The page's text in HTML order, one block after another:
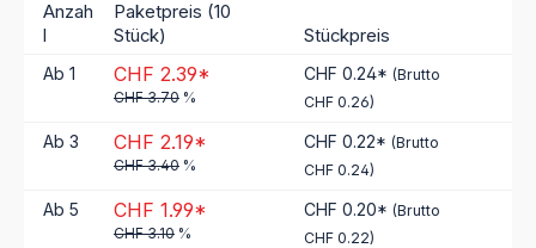
Anzah
l
Paketpreis (10
Stück)
Stückpreis
Ab 1 CHF 2.39*
CHF 3.70 %
CHF 0.24* (Brutto
CHF 0.26)
Ab 3 CHF 2.19*
CHF 3.40 %
CHF 0.22* (Brutto
CHF 0.24)
Ab 5 CHF 1.99*
CHF 3.10 %
CHF 0.20* (Brutto
CHF 0.22)